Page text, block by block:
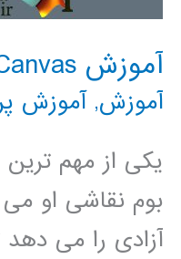
آموزش HTML5 Canvas
آموزش,آموزش
یکی از مهم
بوم نقاشی او
آزادی را می